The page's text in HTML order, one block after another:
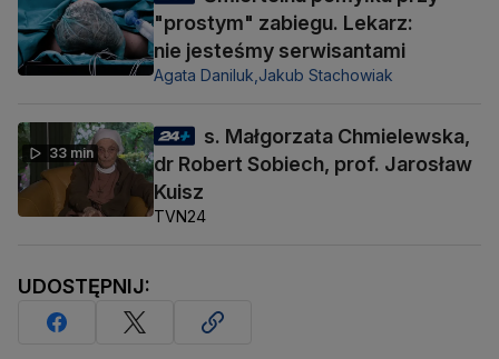
"prostym" zabiegu. Lekarz:
nie jesteśmy serwisantami
Agata Daniluk,Jakub Stachowiak
33 min
s. Małgorzata Chmielewska,
dr Robert Sobiech, prof. Jarosław
Kuisz
TVN24
UDOSTĘPNIJ: